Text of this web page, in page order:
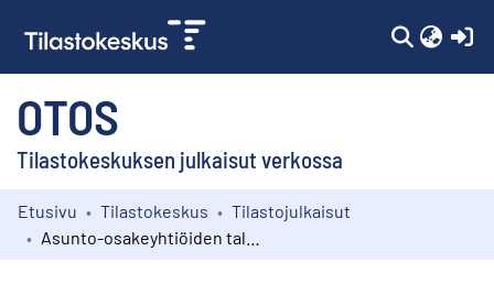
OTOS
Tilastokeskuksen julkaisut verkossa
Kokoelmat
Etusivu Tilastokeskus
Tilastojulkaisut